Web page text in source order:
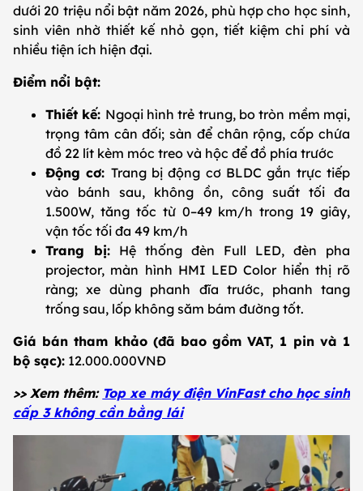
dưới 20 triệu nổi bật năm 2026, phù hợp cho học sinh,
sinh viên nhờ thiết kế nhỏ gọn, tiết kiệm chi phí và
nhiều tiện ích hiện đại.
Điểm nổi bật:
Thiết kế: Ngoại hình trẻ trung, bo tròn mềm mại,
trọng tâm cân đối; sàn để chân rộng, cốp chứa
đồ 22 lít kèm móc treo và hộc để đồ phía trước
Động cơ: Trang bị động cơ BLDC gắn trực tiếp
vào bánh sau, không ồn, công suất tối đa
1.500W, tăng tốc từ 0–49 km/h trong 19 giây,
vận tốc tối đa 49 km/h
Trang bị: Hệ thống đèn Full LED, đèn pha
projector, màn hình HMI LED Color hiển thị rõ
ràng; xe dùng phanh đĩa trước, phanh tang
trống sau, lốp không săm bám đường tốt.
Giá bán tham khảo (đã bao gồm VAT, 1 pin và 1
bộ sạc): 12.000.000VNĐ
>> Xem thêm: Top xe máy điện VinFast cho học sinh
cấp 3 không cần bằng lái